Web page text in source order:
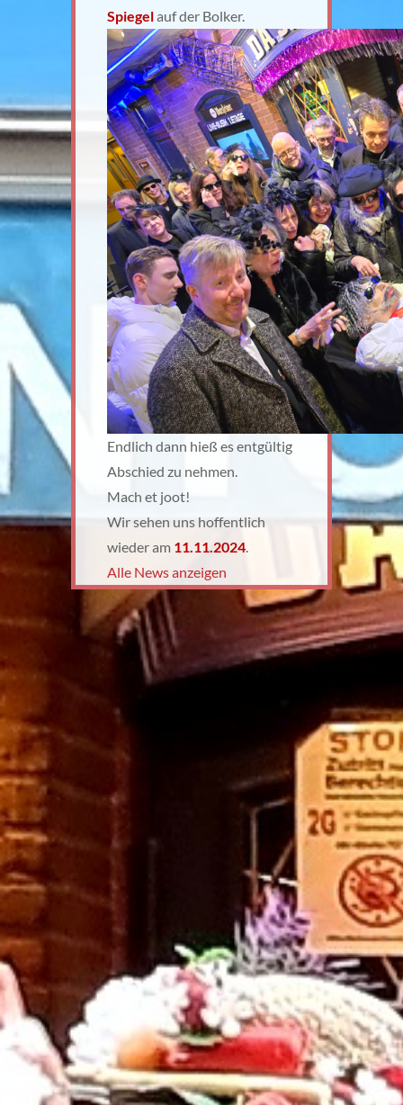
Spiegelauf der Bolker.
Endlich dann hieß es entgültig
Abschied zu nehmen.
Mach et joot!
Wir sehen uns hoffentlich
wieder am 11.11.2024.
Alle News anzeigen